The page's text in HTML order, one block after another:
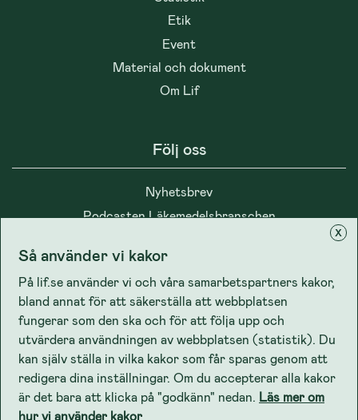
x
Så använder vi kakor
På lif.se använder vi och våra samarbetspartners kakor,
bland annat för att säkerställa att webbplatsen
fungerar som den ska och för att följa upp och
utvärdera användningen av webbplatsen (statistik). Du
kan själv ställa in vilka kakor som får sparas genom att
redigera dina inställningar. Om du accepterar alla kakor
är det bara att klicka på "godkänn" nedan. Läs mer om
hur vi använder kakor
Etik
Event
Material och dokument
Om Lif
Följ oss
Nyhetsbrev
Podcasten Läkemedelsbranschen
Integritet
Cookiepolicy
Lifs dataskyddspolicy